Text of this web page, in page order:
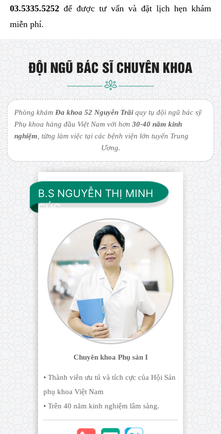
03.5335.5252 để được tư vấn và đặt lịch hẹn khám
miễn phí.
ĐỘI NGŨ BÁC SĨ CHUYÊN KHOA
Phòng khámĐa khoa 52 Nguyễn Trãi quy tụ đội ngũ bác sỹ
Phụ khoa hàng đầu Việt Nam với hơn30-40 năm kinh
nghiệm , từng làm việc tại các bệnh viện lớn tuyến Trung
Ương.
B.S NGUYỄN THỊ MINH
CÚC
Chuyên khoa Phụ sản I
• Thành viên ưu tú và tích cực của Hội Sản
phụ khoa Việt Nam
• Trên 40 năm kinh nghiệm lâm sàng.